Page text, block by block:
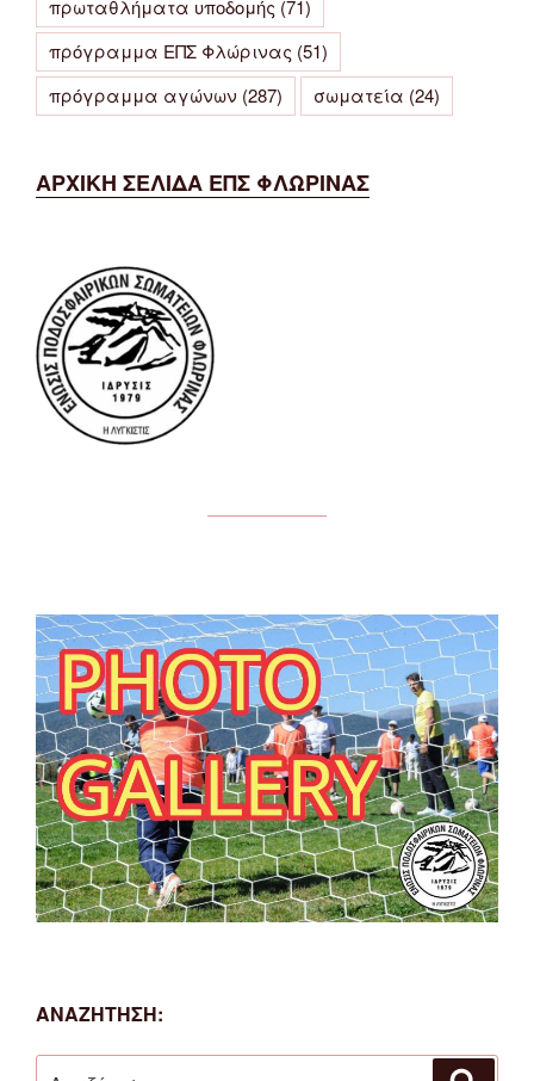
πρωταθλήματα υποδομής (71)
πρόγραμμα ΕΠΣ Φλώρινας (51)
πρόγραμμα αγώνων (287) σωματεία (24)
ΑΡΧΙΚΗ ΣΕΛΙΔΑ ΕΠΣ ΦΛΩΡΙΝΑΣ
ΑΝΑΖΗΤΗΣΗ: